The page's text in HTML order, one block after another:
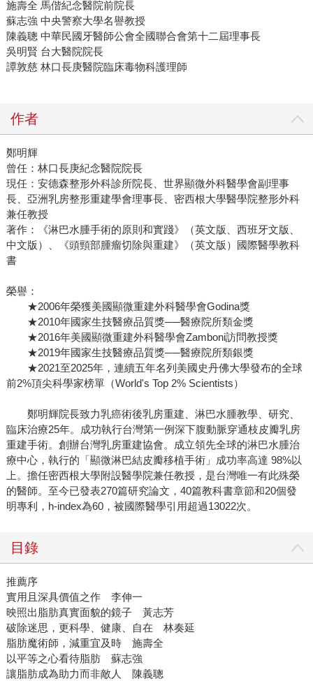
施壽全 馬偕紀念醫院前院長
蘇志強 中央警察大學名譽教授
陳義聰 中華民國牙醫師公會全國聯合會第十二屆理事長
吳明賢 台大醫院院長
譚敦慈 林口長庚醫院臨床毒物科護理師
作者
鄭明輝
曾任：林口長庚紀念醫院院長
現任：安德森整形外科診所院長、世界顯微外科醫學會副理事
長、亞洲乳房整形重建學會理事長、密西根大學醫學院整形外科
兼任教授
著作：《淋巴水腫手術的原則和實踐》（英文版、西班牙文版、
中文版）、《頭頸部腫瘤切除與重建》（英文版）國際醫學教科
書
榮譽：
★2006年榮獲美國顯微重建外科醫學會Godina獎
★2010年國家生技醫療品質獎──醫療院所類金獎
★2016年美國顯微重建外科醫學會Zamboni訪問教授獎
★2019年國家生技醫療品質獎──醫療院所類銀獎
★2021至2025年，連續五年名列美國史丹佛大學發布的全球
前2%頂尖科學家榜單（World's Top 2% Scientists）
鄭明輝院長致力乳癌術後乳房重建、淋巴水腫教學、研究、
臨床治療25年。成功執行台灣第一例深下腹動脈穿通枝皮瓣乳房
重建手術。創辦台灣乳房重建協會。成立領先全球的淋巴水腫治
療中心，執行的「顯微淋巴結皮瓣移植手術」成功率高達 98%以
上。擔任密西根大學附設醫學院兼任教授，是台灣唯一有此殊榮
的醫師。至今已發表270篇研究論文，40篇教科書章節和20個發
明專利，h-index為60，被國際醫學引用超過13022次。
目錄
推薦序
實用且深具價值之作 李伸一
映照出脂肪真實面貌的鏡子 黃志芳
破除迷思，更科學、健康、自在 林奏延
脂肪魔術師，減重宜及時 施壽全
以平等之心看待脂肪 蘇志強
讓脂肪成為助力而非敵人 陳義聰